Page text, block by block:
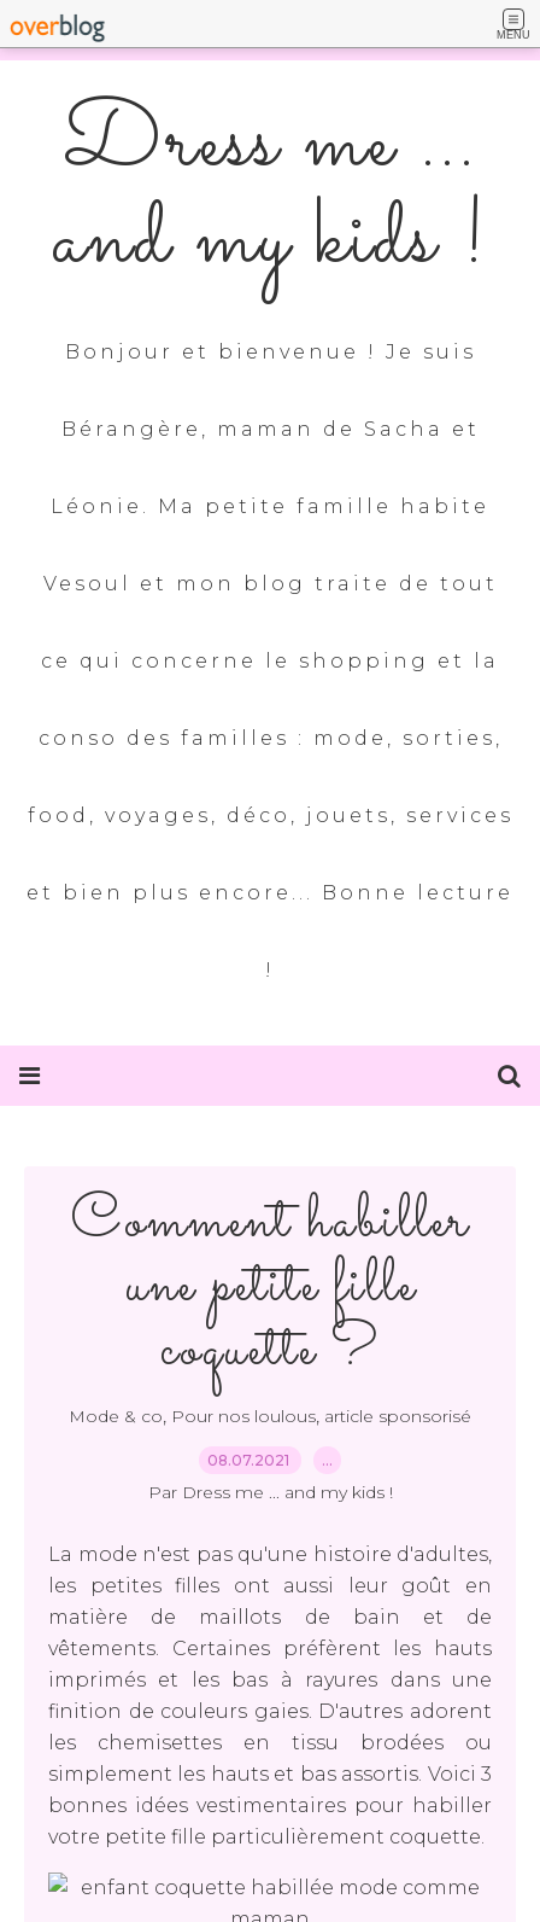
MENU
Dress me ...
and my kids !
Bonjour et bienvenue ! Je suis
Bérangère, maman de Sacha et
Léonie. Ma petite famille habite
Vesoul et mon blog traite de tout
ce qui concerne le shopping et la
conso des familles : mode, sorties,
food, voyages, déco, jouets, services
et bien plus encore... Bonne lecture
!
Comment habiller
une petite fille
coquette ?
Mode & co, Pour nos loulous, article sponsorisé
08.07.2021 …
Par Dress me ... and my kids !
La mode n'est pas qu'une histoire d'adultes,
les petites filles ont aussi leur goût en
matière de maillots de bain et de
vêtements. Certaines préfèrent les hauts
imprimés et les bas à rayures dans une
finition de couleurs gaies. D'autres adorent
les chemisettes en tissu brodées ou
simplement les hauts et bas assortis. Voici 3
bonnes idées vestimentaires pour habiller
votre petite fille particulièrement coquette.